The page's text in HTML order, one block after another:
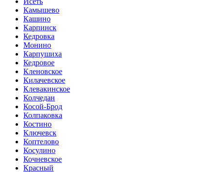
Камышево
Кашино
Карпинск
Кедровка
Монино
Карпушиха
Кедровое
Кленовское
Килачевское
Клевакинское
Колчедан
Косой-Брод
Колпаковка
Костино
Ключевск
Коптелово
Косулино
Кочневское
Красный